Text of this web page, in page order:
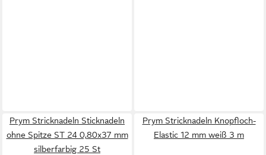
Prym Stricknadeln Sticknadeln
ohne Spitze ST 24 0,80x37 mm
silberfarbig 25 St
Prym Stricknadeln Knopfloch-
Elastic 12 mm weiß 3 m